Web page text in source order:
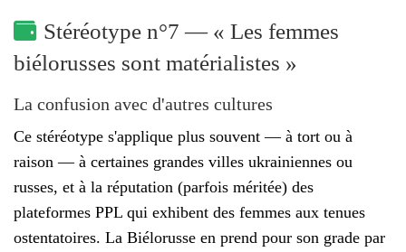
Stéréotype n°7 — « Les femmes
biélorusses sont matérialistes »
La confusion avec d'autres cultures
Ce stéréotype s'applique plus souvent — à tort ou à
raison — à certaines grandes villes ukrainiennes ou
russes, et à la réputation (parfois méritée) des
plateformes PPL qui exhibent des femmes aux tenues
ostentatoires. La Biélorusse en prend pour son grade par